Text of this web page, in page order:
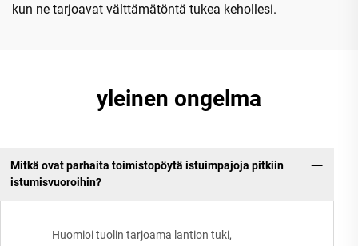
kun ne tarjoavat välttämätöntä tukea kehollesi.
yleinen ongelma
Mitkä ovat parhaita toimistopöytä istuimpajoja pitkiin
istumisvuoroihin?
Huomioi tuolin tarjoama lantion tuki,